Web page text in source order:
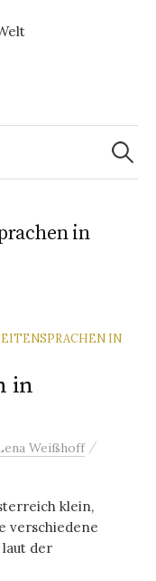
Suchen
nach:
in
IN
in
Weißhoff /
klein,
verschiedene
laut der